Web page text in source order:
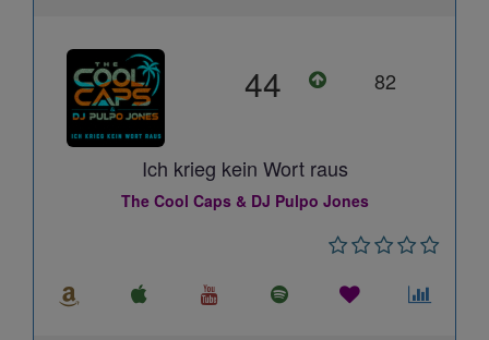
44 82
Ich krieg kein Wort raus
The Cool Caps & DJ Pulpo Jones